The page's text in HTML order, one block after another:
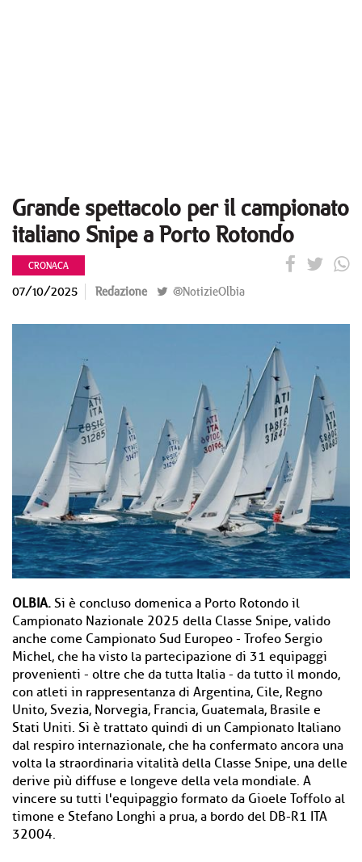
Grande spettacolo per il campionato
italiano Snipe a Porto Rotondo
CRONACA
07/10/2025 Redazione @NotizieOlbia
OLBIA. Si è concluso domenica a Porto Rotondo il
Campionato Nazionale 2025 della Classe Snipe, valido
anche come Campionato Sud Europeo - Trofeo Sergio
Michel, che ha visto la partecipazione di 31 equipaggi
provenienti - oltre che da tutta Italia - da tutto il mondo,
con atleti in rappresentanza di Argentina, Cile, Regno
Unito, Svezia, Norvegia, Francia, Guatemala, Brasile e
Stati Uniti. Si è trattato quindi di un Campionato Italiano
dal respiro internazionale, che ha confermato ancora una
volta la straordinaria vitalità della Classe Snipe, una delle
derive più diffuse e longeve della vela mondiale. A
vincere su tutti l'equipaggio formato da Gioele Toffolo al
timone e Stefano Longhi a prua, a bordo del DB-R1 ITA
32004.